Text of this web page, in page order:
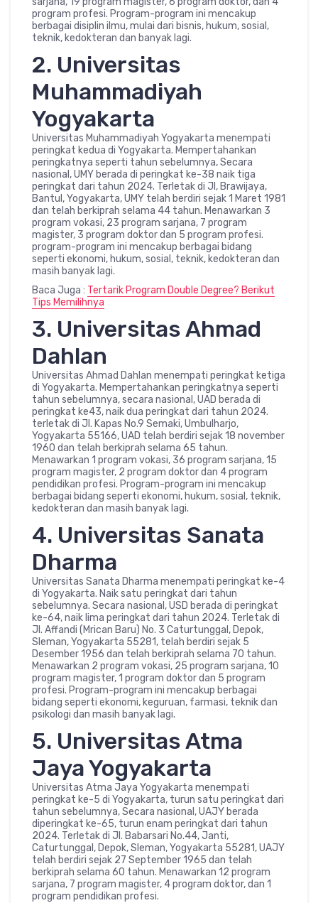
program profesi. Program-program ini mencakup
berbagai disiplin ilmu, mulai dari bisnis, hukum, sosial,
teknik, kedokteran dan banyak lagi.
2. Universitas
Muhammadiyah
Yogyakarta
Universitas Muhammadiyah Yogyakarta menempati
peringkat kedua di Yogyakarta. Mempertahankan
peringkatnya seperti tahun sebelumnya, Secara
nasional, UMY berada di peringkat ke-38 naik tiga
peringkat dari tahun 2024. Terletak di Jl, Brawijaya,
Bantul, Yogyakarta, UMY telah berdiri sejak 1 Maret 1981
dan telah berkiprah selama 44 tahun. Menawarkan 3
program vokasi, 23 program sarjana, 7 program
magister, 3 program doktor dan 5 program profesi.
program-program ini mencakup berbagai bidang
seperti ekonomi, hukum, sosial, teknik, kedokteran dan
masih banyak lagi.
Baca Juga : Tertarik Program Double Degree? Berikut
Tips Memilihnya
3. Universitas Ahmad
Dahlan
Universitas Ahmad Dahlan menempati peringkat ketiga
di Yogyakarta. Mempertahankan peringkatnya seperti
tahun sebelumnya, secara nasional, UAD berada di
peringkat ke43, naik dua peringkat dari tahun 2024.
terletak di Jl. Kapas No.9 Semaki, Umbulharjo,
Yogyakarta 55166, UAD telah berdiri sejak 18 november
1960 dan telah berkiprah selama 65 tahun.
Menawarkan 1 program vokasi, 36 program sarjana, 15
program magister, 2 program doktor dan 4 program
pendidikan profesi. Program-program ini mencakup
berbagai bidang seperti ekonomi, hukum, sosial, teknik,
kedokteran dan masih banyak lagi.
4. Universitas Sanata
Dharma
Universitas Sanata Dharma menempati peringkat ke-4
di Yogyakarta. Naik satu peringkat dari tahun
sebelumnya. Secara nasional, USD berada di peringkat
ke-64, naik lima peringkat dari tahun 2024. Terletak di
Jl. Affandi (Mrican Baru) No. 3 Caturtunggal, Depok,
Sleman, Yogyakarta 55281, telah berdiri sejak 5
Desember 1956 dan telah berkiprah selama 70 tahun.
Menawarkan 2 program vokasi, 25 program sarjana, 10
program magister, 1 program doktor dan 5 program
profesi. Program-program ini mencakup berbagai
bidang seperti ekonomi, keguruan, farmasi, teknik dan
psikologi dan masih banyak lagi.
5. Universitas Atma
Jaya Yogyakarta
Universitas Atma Jaya Yogyakarta menempati
peringkat ke-5 di Yogyakarta, turun satu peringkat dari
tahun sebelumnya, Secara nasional, UAJY berada
diperingkat ke-65, turun enam peringkat dari tahun
2024. Terletak di Jl. Babarsari No.44, Janti,
Caturtunggal, Depok, Sleman, Yogyakarta 55281, UAJY
telah berdiri sejak 27 September 1965 dan telah
berkiprah selama 60 tahun. Menawarkan 12 program
sarjana, 7 program magister, 4 program doktor, dan 1
program pendidikan profesi.